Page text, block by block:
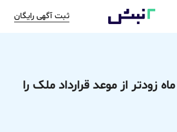
ثبت آگهی رایگان
زودتر از موعد قرارداد ملک را